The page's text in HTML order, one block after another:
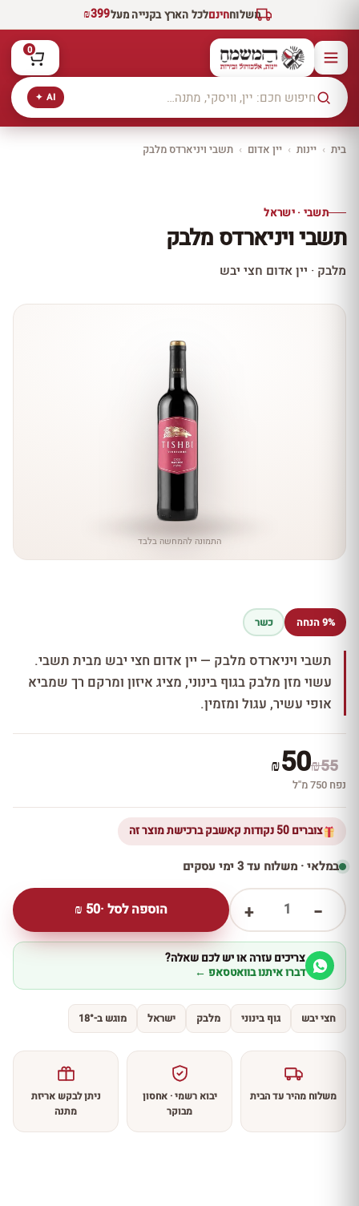
משלוחחינםלכל הארץ בקנייה מעל₪399
AI ✦
0
בית › יינות › יין אדום › תשבי ויניארדס מלבק
גלו איכות ישראלית
יעקב
לכל יינות יקב תשבי ←
תשבי · ישראל
תשבי ויניארדס מלבק
מלבק · יין אדום חצי יבש
התמונה להמחשה בלבד
9% הנחה כשר
תשבי ויניארדס מלבק — יין אדום חצי יבש מבית תשבי.
עשוי מזן מלבק בגוף בינוני, מציג איזון ומרקם רך שמביא
אופי עשיר, עגול ומזמין.
₪50₪55
נפח 750 מ''ל
צוברים 50 נקודות קאשבק ברכישת מוצר זה
במלאי · משלוח עד 3 ימי עסקים
−
1
+ הוספה לסל ·50
₪
צריכים עזרה או יש לכם שאלה?
דברו איתנו בוואטסאפ ←
חצי יבש גוף בינוני מלבק ישראל מוגש ב-18°
משלוח מהיר עד הבית
יבוא רשמי · אחסון
מבוקר
ניתן לבקש אריזת
מתנה